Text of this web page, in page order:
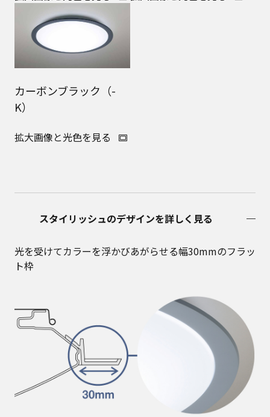
カーボンブラック（-
K）
拡大画像と光色を見る
スタイリッシュのデザインを詳しく見る
光を受けてカラーを浮かびあがらせる幅30mmのフラッ
ト枠